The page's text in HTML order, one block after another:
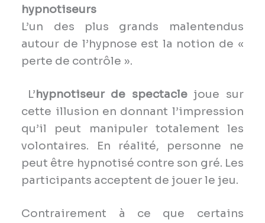
hypnotiseurs
L’un des plus grands malentendus
autour de l’hypnose est la notion de «
perte de contrôle ».
L’hypnotiseur de spectaclejoue sur
cette illusion en donnant l’impression
qu’il peut manipuler totalement les
volontaires. En réalité, personne ne
peut être hypnotisé contre son gré. Les
participants acceptent de jouer le jeu.
Contrairement à ce que certains